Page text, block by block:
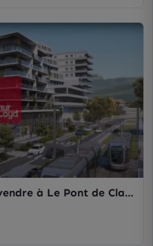
à Le Pont de Claix